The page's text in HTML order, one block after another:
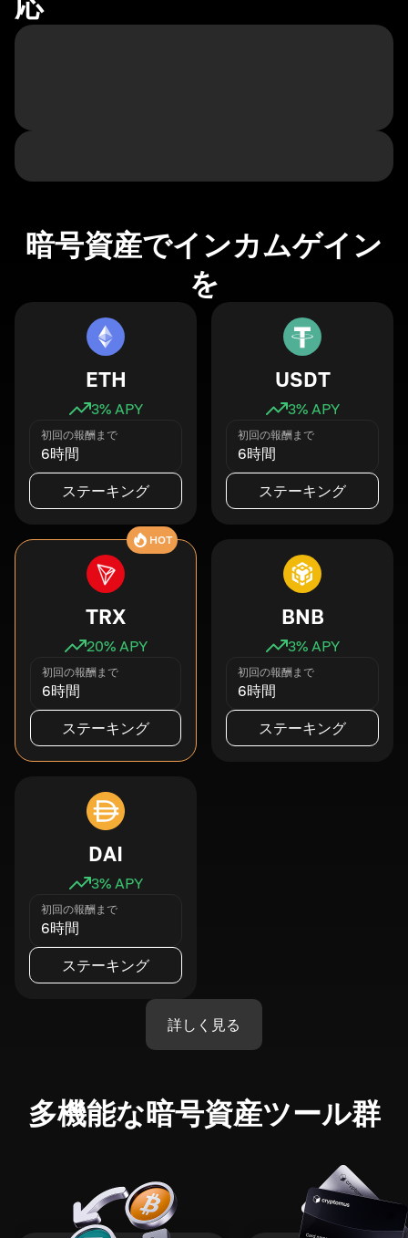
暗号資産でインカムゲイン
を
ETH
3% APY
初回の報酬まで
6時間
ステーキング
USDT
3% APY
初回の報酬まで
6時間
ステーキング
HOT
TRX
20% APY
初回の報酬まで
6時間
ステーキング
BNB
3% APY
初回の報酬まで
6時間
ステーキング
DAI
3% APY
初回の報酬まで
6時間
ステーキング
詳しく見る
多機能な暗号資産ツール群